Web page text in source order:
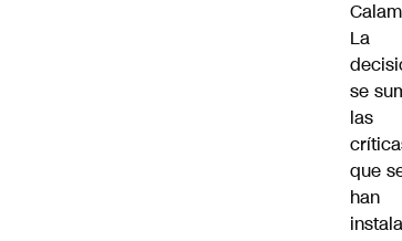
La
se
las
que
han